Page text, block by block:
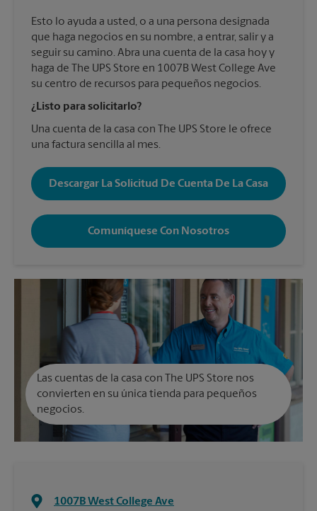
Esto lo ayuda a usted, o a una persona designada
que haga negocios en su nombre, a entrar, salir y a
seguir su camino. Abra una cuenta de la casa hoy y
haga de The UPS Store en 1007B West College Ave
su centro de recursos para pequeños negocios.
¿Listo para solicitarlo?
Una cuenta de la casa con The UPS Store le ofrece
una factura sencilla al mes.
Descargar La Solicitud De Cuenta De La Casa
Comuníquese Con Nosotros
Las cuentas de la casa con The UPS Store nos
convierten en su única tienda para pequeños
negocios.
1007B West College Ave